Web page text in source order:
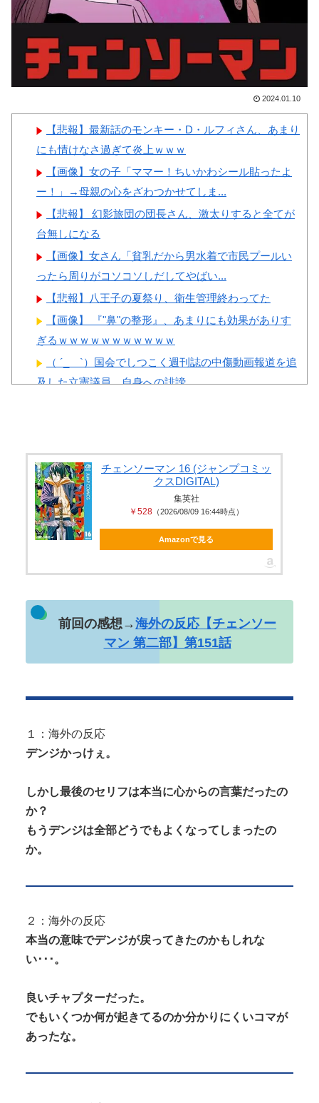
と話題になっている高校野球部
→「可愛い…（ﾌﾞﾙﾌﾞﾙ」＝韓
国の反応
Powered by livedoor 相互RSS
2024.01.10
【悲報】最新話のモンキー・D・ルフィさん、あまり
にも情けなさ過ぎて炎上ｗｗｗ
【画像】女の子「ママー！ちいかわシール貼ったよ
ー！」→母親の心をざわつかせてしま...
【悲報】 幻影旅団の団長さん、激太りすると全てが
台無しになる
【画像】女さん「貧乳だから男水着で市民プールい
ったら周りがコソコソしだしてやばい...
【悲報】八王子の夏祭り、衛生管理終わってた
【画像】 『"鼻"の整形』、あまりにも効果がありす
ぎるｗｗｗｗｗｗｗｗｗｗｗ
（ ´_ゝ`）国会でしつこく週刊誌の中傷動画報道を追
及した立憲議員、自身への誹謗...
【画像】 こういうパンツってエ□いよなｗｗｗ
Powered by livedoor 相互RSS
チェンソーマン 16 (ジャンプコミッ
クスDIGITAL)
集英社
￥528 （2026/08/09 16:44時点）
Amazonで見る
前回の感想→海外の反応【チェンソー
マン 第二部】第151話
１：海外の反応
デンジかっけぇ。
しかし最後のセリフは本当に心からの言葉だったの
か？
もうデンジは全部どうでもよくなってしまったの
か。
２：海外の反応
本当の意味でデンジが戻ってきたのかもしれな
い･･･。
良いチャプターだった。
でもいくつか何が起きてるのか分かりにくいコマが
あったな。